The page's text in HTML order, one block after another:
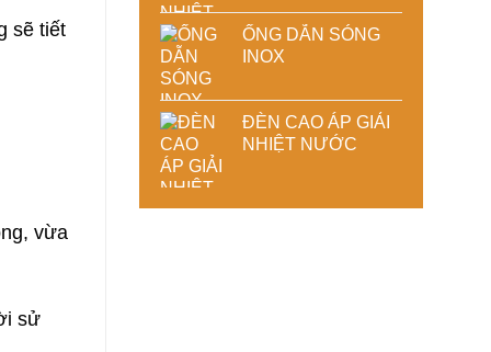
sẽ tiết
vừa
sử
ỐNG DẪN SÓNG
INOX
ĐÈN CAO ÁP GIẢI
NHIỆT NƯỚC